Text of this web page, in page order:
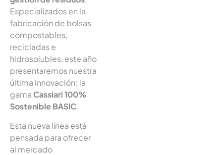
Especializados en la
fabricación de bolsas
compostables,
recicladas e
hidrosolubles, este año
presentaremos nuestra
última innovación: la
gama Cassiari 100%
Sostenible BASIC.
Esta nueva línea está
pensada para ofrecer
al mercado